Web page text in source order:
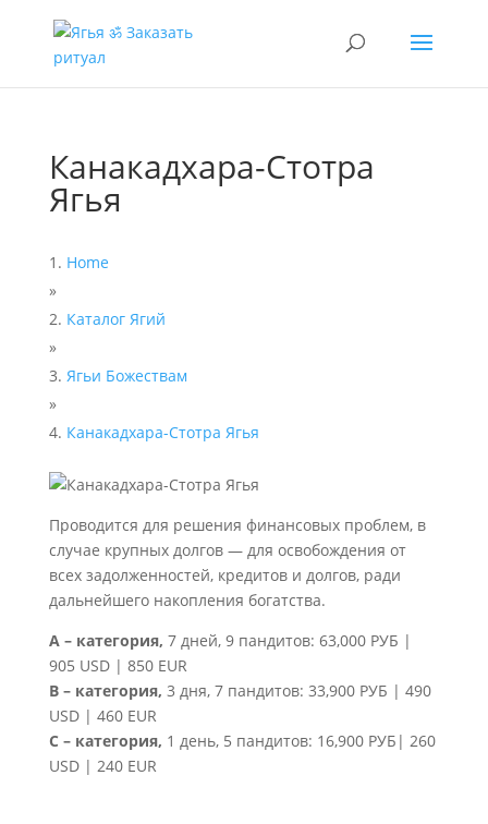
Канакадхара-Стотра
Ягья
Home
»
Каталог Ягий
»
Ягьи Божествам
»
Канакадхара-Стотра Ягья
Проводится для решения финансовых проблем, в
случае крупных долгов — для освобождения от
всех задолженностей, кредитов и долгов, ради
дальнейшего накопления богатства.
A – категория, 7 дней, 9 пандитов: 63,000 РУБ |
905 USD | 850 EUR
B – категория, 3 дня, 7 пандитов: 33,900 РУБ | 490
USD | 460 EUR
C – категория, 1 день, 5 пандитов: 16,900 РУБ| 260
USD | 240 EUR